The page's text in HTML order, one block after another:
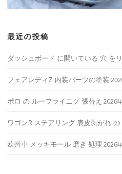
最近の投稿
ダッシュボード に開いている 穴 を
フェアレディZ 内装パーツの塗装
ポロ の ルーフライニグ 張替え 2026
ワゴンR ステアリング 表皮剥がれ の
欧州車 メッキモール 磨き 処理 2026